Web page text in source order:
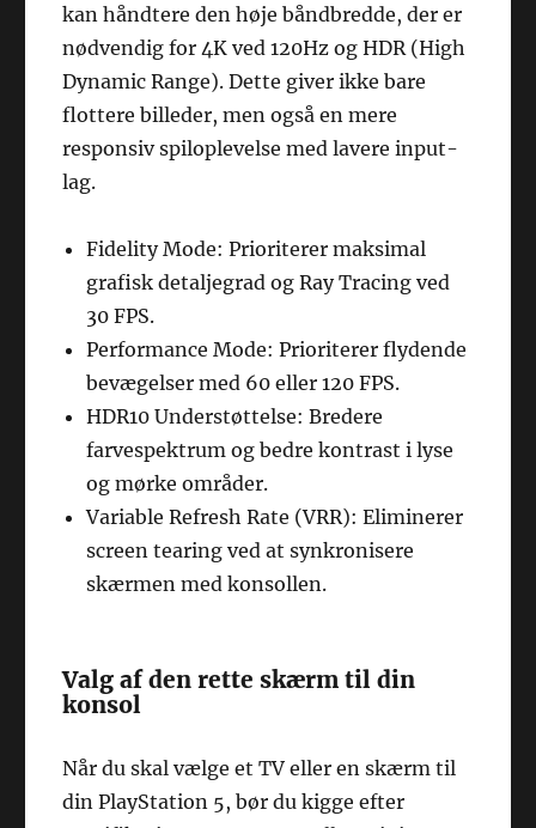
kan håndtere den høje båndbredde, der er
nødvendig for 4K ved 120Hz og HDR (High
Dynamic Range). Dette giver ikke bare
flottere billeder, men også en mere
responsiv spiloplevelse med lavere input-
lag.
Fidelity Mode: Prioriterer maksimal
grafisk detaljegrad og Ray Tracing ved
30 FPS.
Performance Mode: Prioriterer flydende
bevægelser med 60 eller 120 FPS.
HDR10 Understøttelse: Bredere
farvespektrum og bedre kontrast i lyse
og mørke områder.
Variable Refresh Rate (VRR): Eliminerer
screen tearing ved at synkronisere
skærmen med konsollen.
Valg af den rette skærm til din
konsol
Når du skal vælge et TV eller en skærm til
din PlayStation 5, bør du kigge efter